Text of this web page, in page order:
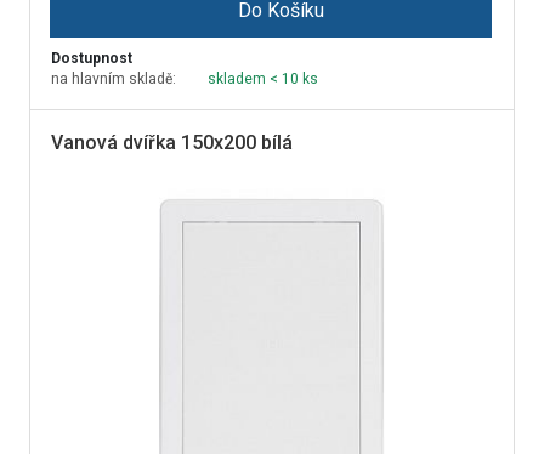
Do Košíku
Dostupnost
na hlavním skladě:
skladem < 10 ks
Vanová dvířka 150x200 bílá